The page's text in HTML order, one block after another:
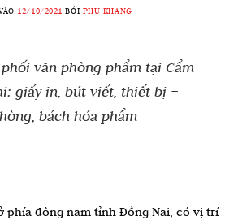
12/10/2021 BỞI PHU KHANG
văn phòng phẩm tại Cẩm
giấy in, bút viết, thiết bị –
bách hóa phẩm
phía đông nam tỉnh Đồng Nai, có vị trí